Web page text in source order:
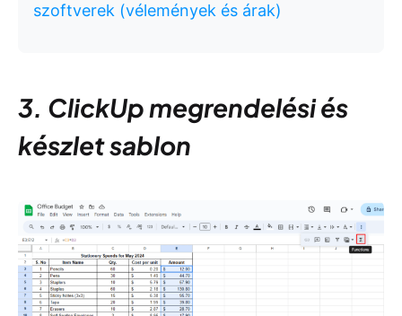
szoftverek (vélemények és árak)
3. ClickUp megrendelési és
készlet sablon